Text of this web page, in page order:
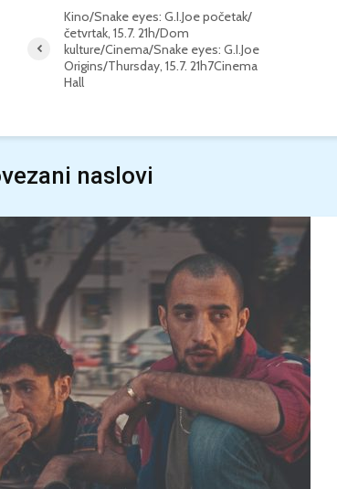
Kino/Snake eyes: G.I.Joe početak/
četvrtak, 15.7. 21h/Dom
kulture/Cinema/Snake eyes: G.I.Joe
Origins/Thursday, 15.7. 21h7Cinema
Hall
naslovi